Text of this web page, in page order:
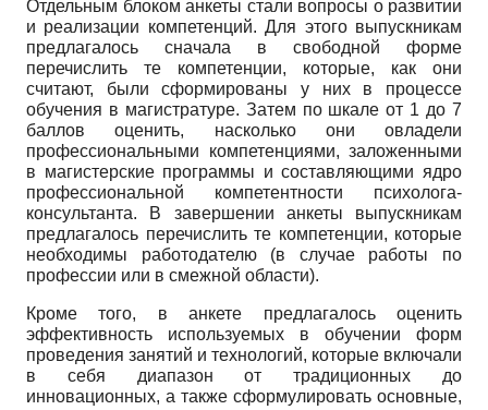
Отдельным блоком анкеты стали вопросы о развитии
и реализации компетенций. Для этого выпускникам
предлагалось сначала в свободной форме
перечислить те компетенции, которые, как они
считают, были сформированы у них в процессе
обучения в магистратуре. Затем по шкале от 1 до 7
баллов оценить, насколько они овладели
профессиональными компе­тенциями, заложенными
в магистерские программы и составляющими ядро
профессиональной компетентности психолога-
консультанта. В завершении анкеты выпускникам
предлагалось перечислить те компетенции, которые
необходимы работодателю (в случае работы по
профессии или в смежной области).
Кроме того, в анкете предлагалось оценить
эффективность используемых в обучении форм
проведения занятий и технологий, которые включали
в себя диапазон от традиционных до
инновационных, а также сформулировать основные,